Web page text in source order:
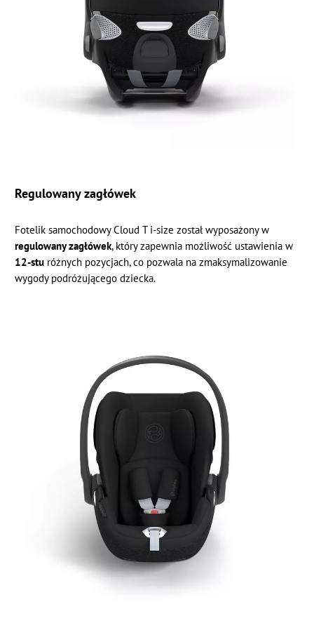
Regulowany zagłówek
Fotelik samochodowy Cloud T i-size został wyposażony w
regulowany zagłówek, który zapewnia możliwość ustawienia w
12-stu różnych pozycjach, co pozwala na zmaksymalizowanie
wygody podróżującego dziecka.